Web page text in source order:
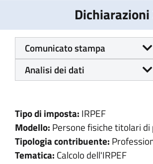
Comunicato stampa
Analisi dei dati
Tipo di imposta: IRPEF
Modello: Persone fisiche titolari
Tipologia contribuente:
Tematica: Calcolo dell'IRPEF